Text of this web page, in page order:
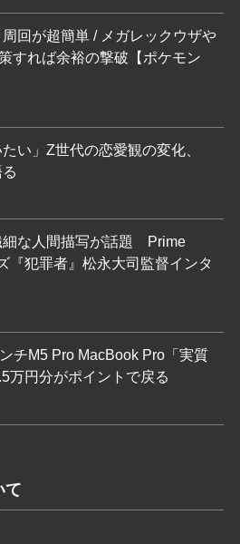
回が超簡単 / メガレックウザや
すれば余裕の撃破【ポケモン
い」Z世代の恋愛観の変化、
細な人間描写が話題 Prime
『犯罪者』松永大司監督インタ
チM5 Pro MacBook Pro「実質
万円分がポイントで戻る
て